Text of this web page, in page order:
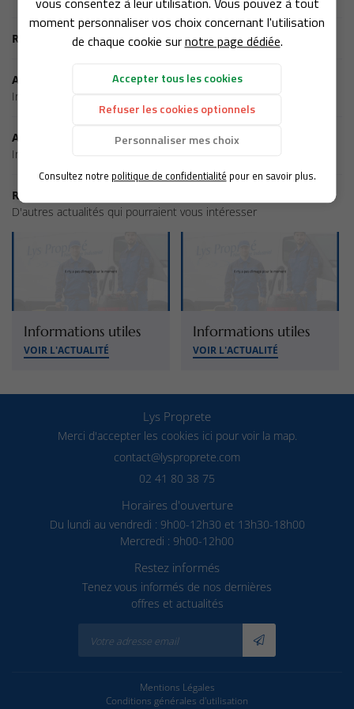
moment personnaliser vos choix concernant l'utilisation
de chaque cookie surnotre page dédiée.
Accepter tous les cookies
Refuser les cookies optionnels
Personnaliser mes choix
Consultez notre politique de confidentialité pour en savoir plus.
engagements
En images
Contact LYS
Retour aux actualités
Actualité précédente
Informations utiles
Actualité suivante
Informations utiles
Récemment
D'autres actualités qui pourraient vous intéresser
Informations utiles
VOIR L'ACTUALITÉ
Informations utiles
VOIR L'ACTUALITÉ
Lys Proprete
Merci d'accepter les cookies ici pour voir la map.
02 41 80 38 75
Horaires d'ouverture
Du lundi au vendredi : 9h00-12h30 et 13h30-18h00
Mercredi : 9h00-12h00
Restez informés
Tenez vous informés de nos dernières
offres et actualités
Mentions Légales
Conditions générales d'utilisation